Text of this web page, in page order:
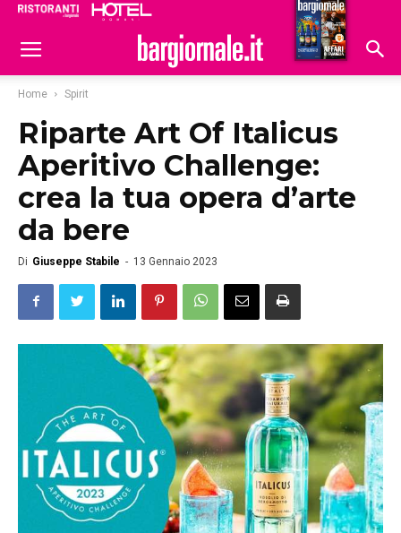
Hoteldomani
Home Spirit
Riparte Art Of Italicus
Aperitivo Challenge:
crea la tua opera d’arte
da bere
Di Giuseppe Stabile - 13 Gennaio 2023